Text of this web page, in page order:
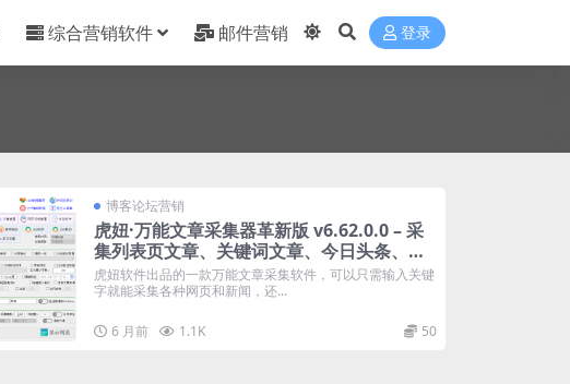
综合营销软件 邮件营销 登录
博客论坛营销
虎妞·万能文章采集器革新版 v6.62.0.0 – 采
集列表页文章、关键词文章、今日头条、微
信、最好用的采集软件采集程序采集工具
虎妞软件出品的一款万能文章采集软件，可以只需输入关键
字就能采集各种网页和新闻，还...
6 月前 1.1K 50